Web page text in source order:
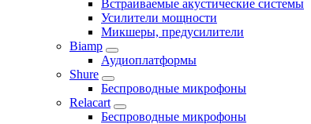
Встраиваемые акустические системы
Усилители мощности
Микшеры, предусилители
Biamp
Аудиоплатформы
Shure
Беспроводные микрофоны
Relacart
Беспроводные микрофоны